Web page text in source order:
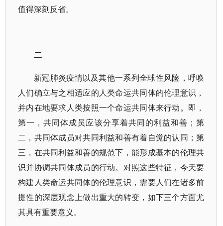
值得深刻反省。
二
新冠肺炎疫情以及其他一系列全球性风险，呼唤
人们确立与之相适应的人类命运共同体的伦理意识，
并内在地要求人类按照一个命运共同体来行动。即，
第一，共同体成员应该分享着共同的利益和善；第
二，共同体成员对共同利益和善有着自觉的认同；第
三，在共同利益和善的规范下，能形成基本的伦理共
识并协调共同体成员的行动。对照这些特征，今天要
构建人类命运共同体的伦理意识，需要人们在诸多前
提性的深层观念上做出重大的转变，如下三个方面尤
其具有重要意义。